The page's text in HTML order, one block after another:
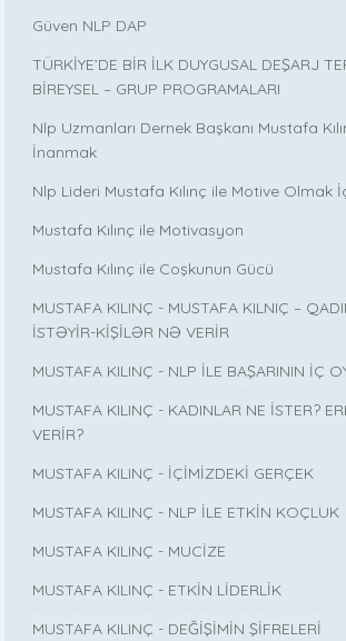
Güven NLP DAP
TÜRKİYE’DE BİR İLK DUYGUSAL DEŞARJ
BİREYSEL – GRUP PROGRAMALARI
Nlp Uzmanları Dernek Başkanı Mustafa
İnanmak
Nlp Lideri Mustafa Kılınç ile Motive Olmak
Mustafa Kılınç ile Motivasyon
Mustafa Kılınç ile Coşkunun Gücü
MUSTAFA KILINÇ - MUSTAFA KILNIÇ –
İSTƏYİR-KİŞİLƏR NƏ VERİR
MUSTAFA KILINÇ - NLP İLE BAŞARININ İÇ
MUSTAFA KILINÇ - KADINLAR NE İSTER?
VERİR?
MUSTAFA KILINÇ - İÇİMİZDEKİ GERÇEK
MUSTAFA KILINÇ - NLP İLE ETKİN KOÇLUK
MUSTAFA KILINÇ - MUCİZE
MUSTAFA KILINÇ - ETKİN LİDERLİK
MUSTAFA KILINÇ - DEĞİŞİMİN ŞİFRELERİ